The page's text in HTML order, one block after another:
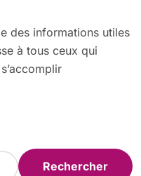
des informations utiles
à tous ceux qui